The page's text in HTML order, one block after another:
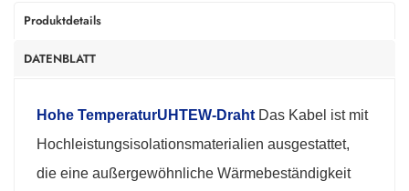
Produktdetails
DATENBLATT
Hohe TemperaturUHTEW-Draht Das Kabel ist mit
Hochleistungsisolationsmaterialien ausgestattet,
die eine außergewöhnliche Wärmebeständigkeit